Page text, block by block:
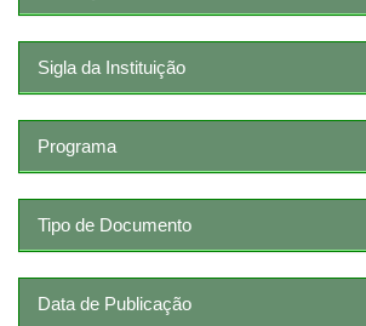
Sigla da Instituição
Programa
Tipo de Documento
Data de Publicação